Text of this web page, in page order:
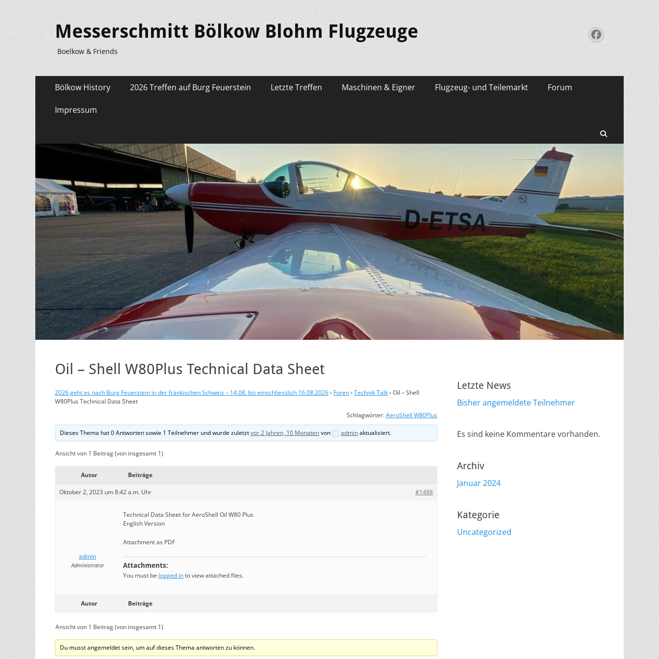
Messerschmitt Bölkow Blohm Flugzeuge
Boelkow & Friends
Facebook
Primäres
Inhalt
springen
Bölkow History 2026 Treffen auf Burg Feuerstein Letzte Treffen Maschinen & Eigner Flugzeug- und Teilemarkt Forum
Impressum
Oil – Shell W80Plus Technical Data Sheet
2026 geht es nach Burg Feuerstein in der fränkischen Schweiz – 14.08. bis einschliesslich 16.08.2026› Foren› Technik Talk› Oil – Shell
W80Plus Technical Data Sheet
Schlagwörter:AeroShell W80Plus
Dieses Thema hat 0 Antworten sowie 1 Teilnehmer und wurde zuletztvor 2 Jahren, 10 Monatenvon adminaktualisiert.
Ansicht von 1 Beitrag (von insgesamt 1)
Autor Beiträge
Oktober 2, 2023 um 8:42 a.m. Uhr #1488
admin
Administrator
Technical Data Sheet for AeroShell Oil W80 Plus
English Version
Attachment as PDF
Attachments:
You must be logged into view attached files.
Autor Beiträge
Ansicht von 1 Beitrag (von insgesamt 1)
Du musst angemeldet sein, um auf dieses Thema antworten zu können.
Letzte News
Bisher angemeldete Teilnehmer
Es sind keine Kommentare vorhanden.
Archiv
Januar 2024
Kategorie
Uncategorized